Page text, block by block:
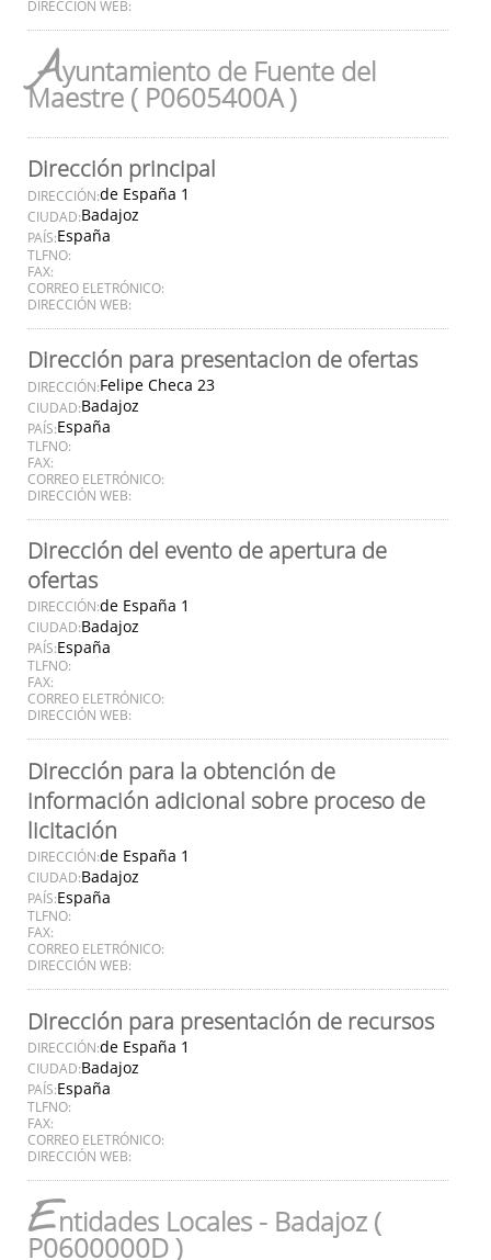
DIRECCIÓN WEB:
Ayuntamiento de Fuente del
Maestre ( P0605400A )
Dirección principal
DIRECCIÓN:de España 1
CIUDAD:Badajoz
PAÍS:España
TLFNO:
FAX:
CORREO ELETRÓNICO:
DIRECCIÓN WEB:
Dirección para presentacion de ofertas
DIRECCIÓN:Felipe Checa 23
CIUDAD:Badajoz
PAÍS:España
TLFNO:
FAX:
CORREO ELETRÓNICO:
DIRECCIÓN WEB:
Dirección del evento de apertura de
ofertas
DIRECCIÓN:de España 1
CIUDAD:Badajoz
PAÍS:España
TLFNO:
FAX:
CORREO ELETRÓNICO:
DIRECCIÓN WEB:
Dirección para la obtención de
información adicional sobre proceso de
licitación
DIRECCIÓN:de España 1
CIUDAD:Badajoz
PAÍS:España
TLFNO:
FAX:
CORREO ELETRÓNICO:
DIRECCIÓN WEB:
Dirección para presentación de recursos
DIRECCIÓN:de España 1
CIUDAD:Badajoz
PAÍS:España
TLFNO:
FAX:
CORREO ELETRÓNICO:
DIRECCIÓN WEB:
Entidades Locales - Badajoz (
P0600000D )